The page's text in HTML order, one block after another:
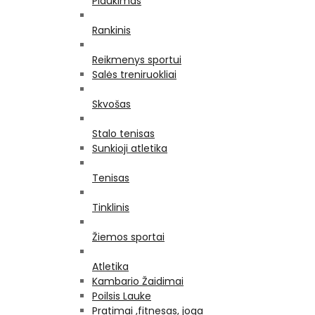
Rankinis
Reikmenys sportui
Salės treniruokliai
Skvošas
Stalo tenisas
Sunkioji atletika
Tenisas
Tinklinis
Žiemos sportai
Atletika
Kambario Žaidimai
Poilsis Lauke
Pratimai ,fitnesas, joga